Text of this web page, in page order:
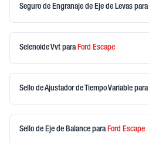
Seguro de Engranaje de Eje de Levas para
Selenoide Vvt para Ford Escape
Sello de Ajustador de Tiempo Variable para
Sello de Eje de Balance para Ford Escape